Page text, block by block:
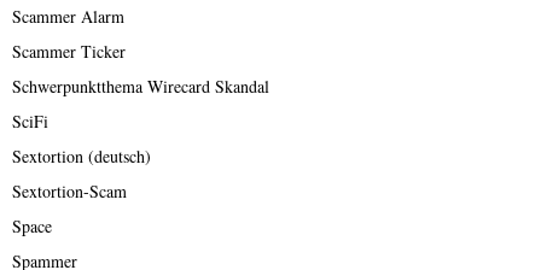
Scammer Alarm
Scammer Ticker
Schwerpunktthema Wirecard Skandal
SciFi
Sextortion (deutsch)
Sextortion-Scam
Space
Spammer